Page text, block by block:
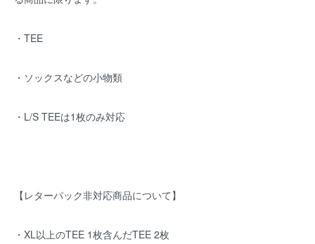
・TEE
・ソックスなどの小物類
・L/S TEEは1枚のみ対応
【レターパック非対応商品について】
・XL以上のTEE 1枚含んだTEE 2枚